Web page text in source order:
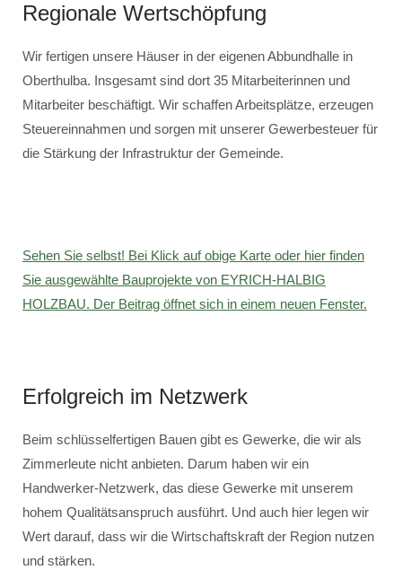
Regionale Wertschöpfung
Wir fertigen unsere Häuser in der eigenen Abbundhalle in
Oberthulba. Insgesamt sind dort 35 Mitarbeiterinnen und
Mitarbeiter beschäftigt. Wir schaffen Arbeitsplätze, erzeugen
Steuereinnahmen und sorgen mit unserer Gewerbesteuer für
die Stärkung der Infrastruktur der Gemeinde.
Sehen Sie selbst! Bei Klick auf obige Karte oder hier finden
Sie ausgewählte Bauprojekte von EYRICH-HALBIG
HOLZBAU. Der Beitrag öffnet sich in einem neuen Fenster.
Erfolgreich im Netzwerk
Beim schlüsselfertigen Bauen gibt es Gewerke, die wir als
Zimmerleute nicht anbieten. Darum haben wir ein
Handwerker-Netzwerk, das diese Gewerke mit unserem
hohem Qualitätsanspruch ausführt. Und auch hier legen wir
Wert darauf, dass wir die Wirtschaftskraft der Region nutzen
und stärken.